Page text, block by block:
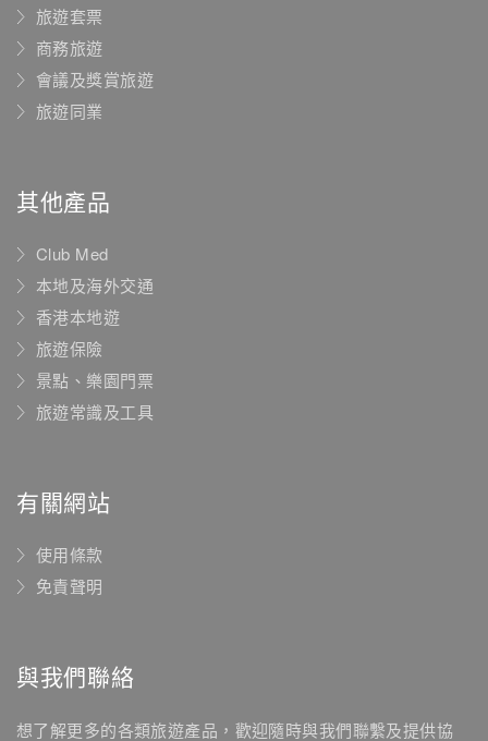
旅遊套票
商務旅遊
會議及獎賞旅遊
旅遊同業
其他產品
Club Med
本地及海外交通
香港本地遊
旅遊保險
景點、樂園門票
旅遊常識及工具
有關網站
使用條款
免責聲明
與我們聯絡
想了解更多的各類旅遊產品，歡迎隨時與我們聯繫及提供協